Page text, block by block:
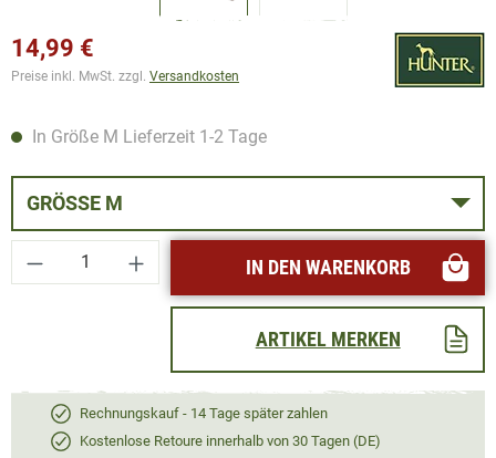
14,99 €
Preise inkl. MwSt. zzgl. Versandkosten
In Größe M Lieferzeit 1-2 Tage
GRÖSSE M
Produkt Anzahl: Gib den gewünschten
IN DEN WARENKORB
ARTIKEL MERKEN
Rechnungskauf - 14 Tage später zahlen
Kostenlose Retoure innerhalb von 30 Tagen (DE)